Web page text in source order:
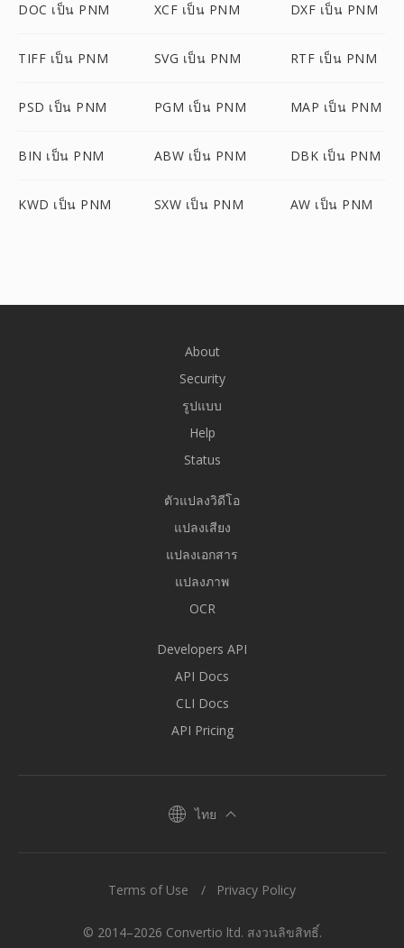
DOC เป็น PNM XCF เป็น PNM DXF เป็น PNM
TIFF เป็น PNM SVG เป็น PNM RTF เป็น PNM
PSD เป็น PNM PGM เป็น PNM MAP เป็น PNM
BIN เป็น PNM ABW เป็น PNM DBK เป็น PNM
KWD เป็น PNM SXW เป็น PNM AW เป็น PNM
About
Security
รูปแบบ
Help
Status
ตัวแปลงวิดีโอ
แปลงเสียง
แปลงเอกสาร
แปลงภาพ
OCR
Developers API
API Docs
CLI Docs
API Pricing
ไทย
© 2014–2026 Convertio ltd. สงวนลิขสิทธิ์.
Terms of Use Privacy Policy